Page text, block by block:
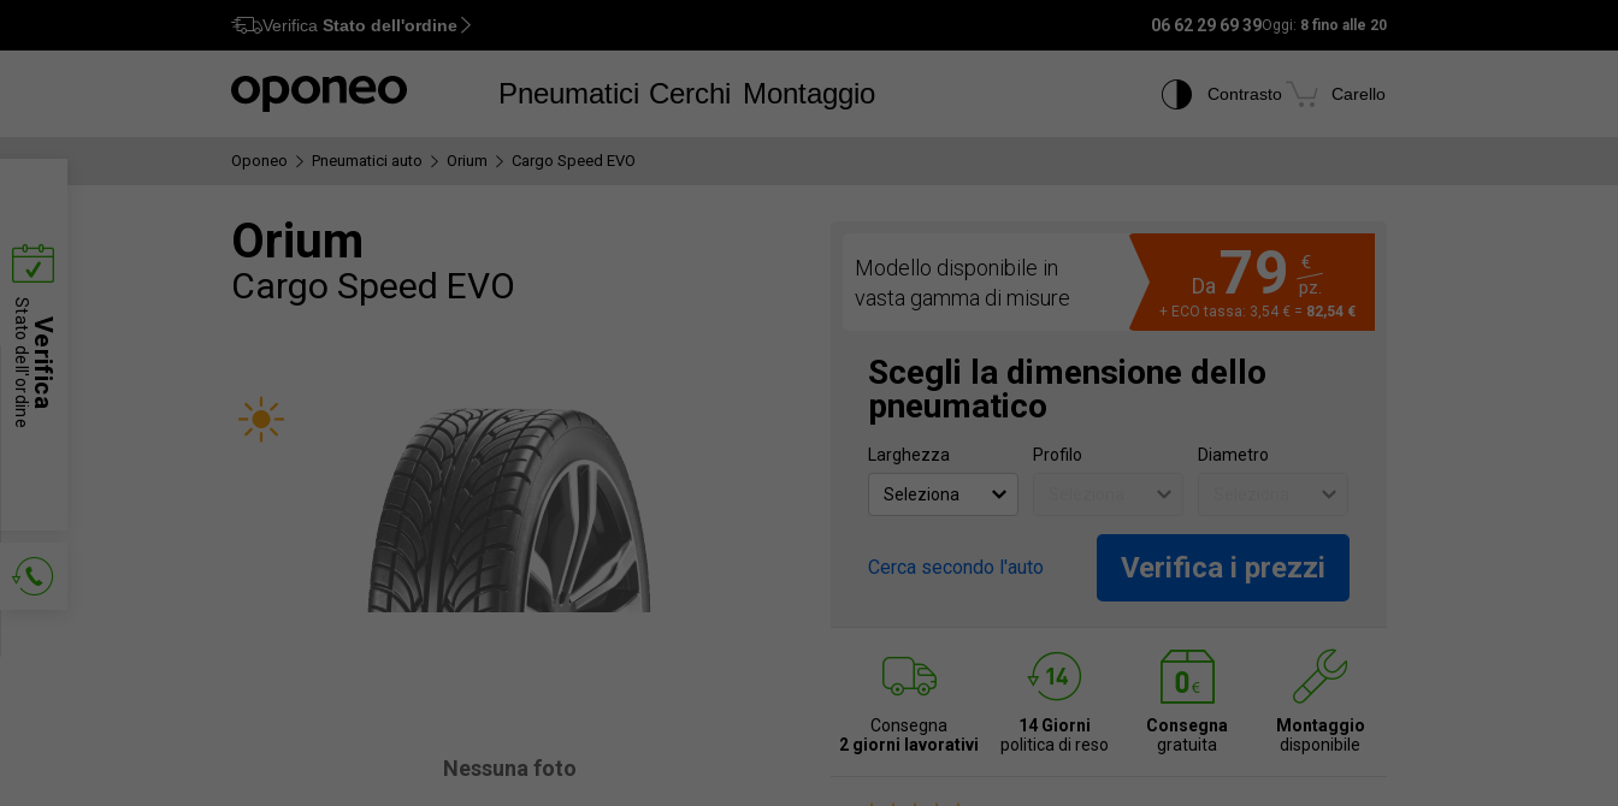
Ctrl M
Verifica Stato dell'ordine 06 62 29 69 39Oggi: 8 fino alle 20
Pneumatici Cerchi Montaggio Contrasto Carello
Oponeo Pneumatici auto Orium Cargo Speed EVO
Orium
Cargo Speed EVO
Nessuna foto
Modello disponibile in
vasta gamma di misure
Da 79
€
pz.
+ ECO tassa: 3,54 € = 82,54 €
Scegli la dimensione dello
pneumatico
Larghezza Profilo Diametro
Cerca secondo l'auto Verifica i prezzi
Consegna
2 giorni lavorativi
14 Giorni
politica di reso
Consegna
gratuita
Montaggio
disponibile
Verifica
Stato dell'ordine